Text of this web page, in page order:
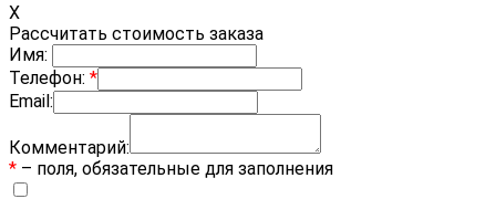
X
Рассчитать стоимость заказа
Имя:
Телефон: *
Email:
Комментарий:
* – поля, обязательные для заполнения